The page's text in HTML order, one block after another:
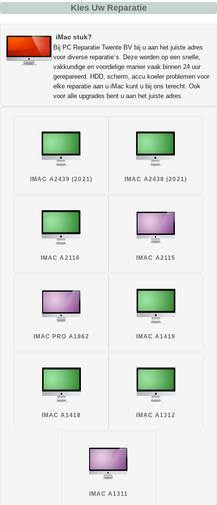
Kies Uw Reparatie
iMac stuk?
Bij PC Reparatie Twente BV bij u aan het juiste adres
voor diverse reparatie`s. Deze worden op een snelle,
vakkundige en voordelige manier vaak binnen 24 uur
gerepareerd. HDD, scherm, accu koeler problemen voor
elke reparatie aan u iMac kunt u bij ons terecht. Ook
voor alle upgrades bent u aan het juiste adres.
IMAC A2439 (2021) IMAC A2438 (2021)
IMAC A2116 IMAC A2115
IMAC PRO A1862 IMAC A1419
IMAC A1418 IMAC A1312
IMAC A1311